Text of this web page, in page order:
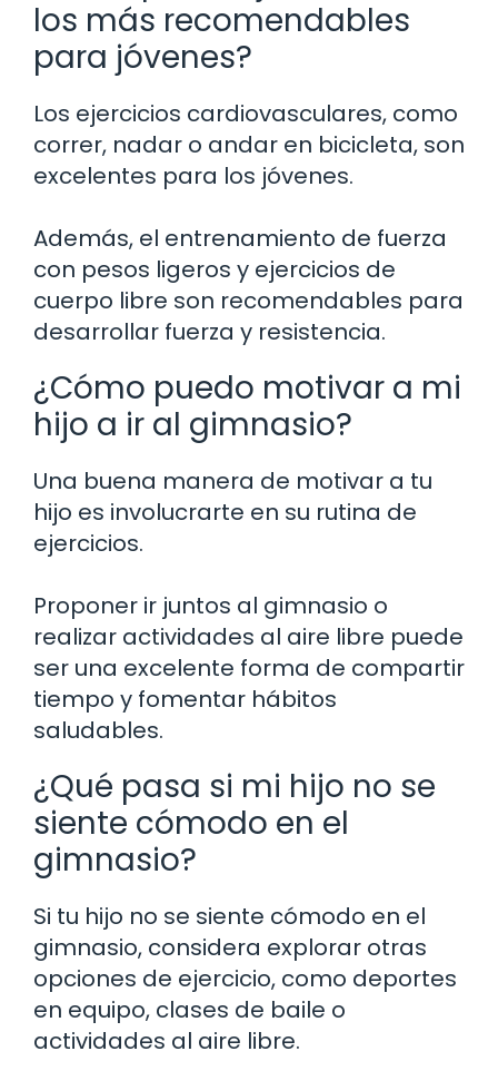
los más recomendables
para jóvenes?
Los ejercicios cardiovasculares, como
correr, nadar o andar en bicicleta, son
excelentes para los jóvenes.
Además, el entrenamiento de fuerza
con pesos ligeros y ejercicios de
cuerpo libre son recomendables para
desarrollar fuerza y resistencia.
¿Cómo puedo motivar a mi
hijo a ir al gimnasio?
Una buena manera de motivar a tu
hijo es involucrarte en su rutina de
ejercicios.
Proponer ir juntos al gimnasio o
realizar actividades al aire libre puede
ser una excelente forma de compartir
tiempo y fomentar hábitos
saludables.
¿Qué pasa si mi hijo no se
siente cómodo en el
gimnasio?
Si tu hijo no se siente cómodo en el
gimnasio, considera explorar otras
opciones de ejercicio, como deportes
en equipo, clases de baile o
actividades al aire libre.